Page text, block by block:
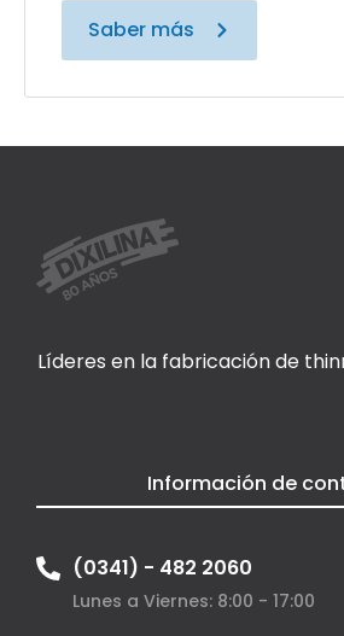
Saber más
Líderes en la fabricación de
Información de
(0341) - 482 2060
Lunes a Viernes: 8:00 - 17:00